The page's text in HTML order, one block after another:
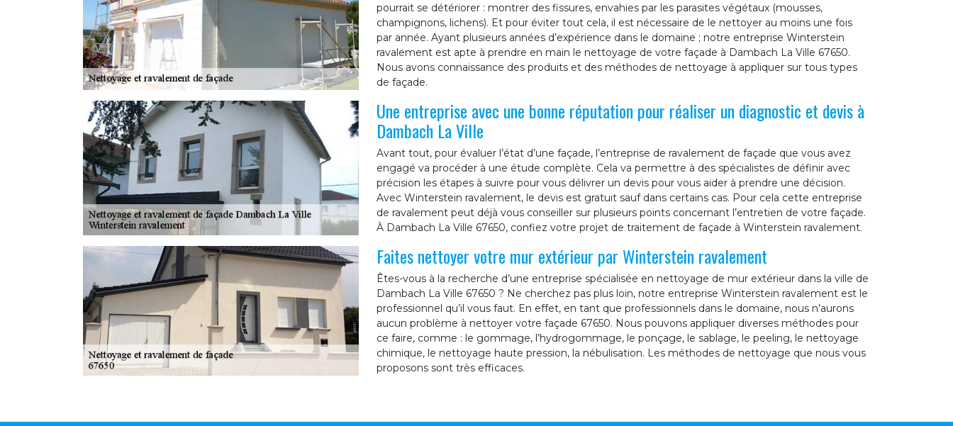
pourrait se détériorer : montrer des fissures, envahies par les parasites végétaux (mousses,
champignons, lichens). Et pour éviter tout cela, il est nécessaire de le nettoyer au moins une fois
par année. Ayant plusieurs années d’expérience dans le domaine ; notre entreprise Winterstein
ravalement est apte à prendre en main le nettoyage de votre façade à Dambach La Ville 67650.
Nous avons connaissance des produits et des méthodes de nettoyage à appliquer sur tous types
de façade.
Une entreprise avec une bonne réputation pour réaliser un diagnostic et devis à
Dambach La Ville
Avant tout, pour évaluer l’état d’une façade, l’entreprise de ravalement de façade que vous avez
engagé va procéder à une étude complète. Cela va permettre à des spécialistes de définir avec
précision les étapes à suivre pour vous délivrer un devis pour vous aider à prendre une décision.
Avec Winterstein ravalement, le devis est gratuit sauf dans certains cas. Pour cela cette entreprise
de ravalement peut déjà vous conseiller sur plusieurs points concernant l’entretien de votre façade.
À Dambach La Ville 67650, confiez votre projet de traitement de façade à Winterstein ravalement.
Faites nettoyer votre mur extérieur par Winterstein ravalement
Êtes-vous à la recherche d’une entreprise spécialisée en nettoyage de mur extérieur dans la ville de
Dambach La Ville 67650 ? Ne cherchez pas plus loin, notre entreprise Winterstein ravalement est le
professionnel qu’il vous faut. En effet, en tant que professionnels dans le domaine, nous n’aurons
aucun problème à nettoyer votre façade 67650. Nous pouvons appliquer diverses méthodes pour
ce faire, comme : le gommage, l’hydrogommage, le ponçage, le sablage, le peeling, le nettoyage
chimique, le nettoyage haute pression, la nébulisation. Les méthodes de nettoyage que nous vous
proposons sont très efficaces.